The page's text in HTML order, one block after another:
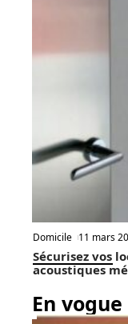
Domicile 11 mars
Sécurisez vos
acoustiques
En vogue